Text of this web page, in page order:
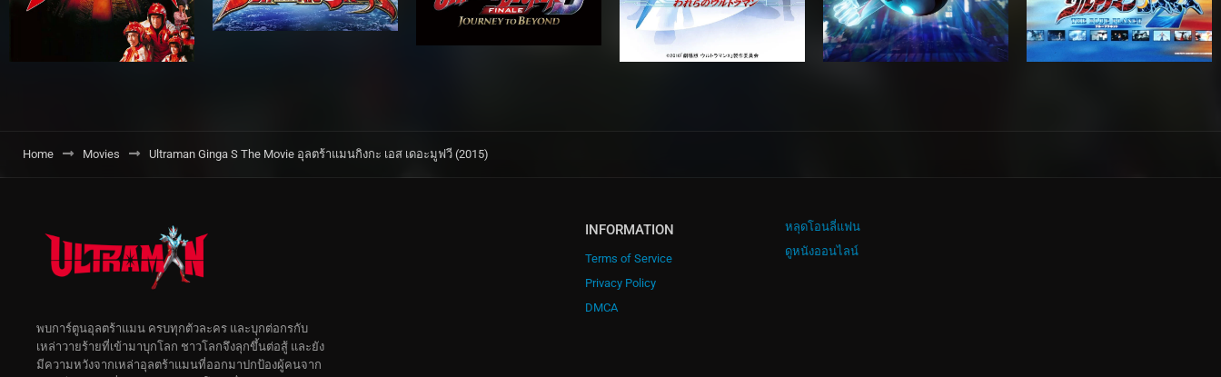
Home Movies Ultraman Ginga S The Movie อุลตร้าแมนกิงกะ เอส เดอะมูฟวี (2015)
INFORMATION
Terms of Service
Privacy Policy
DMCA
หลุดโอนลี่แฟน
ดูหนังออนไลน์
พบการ์ตูนอุลตร้าแมน ครบทุกตัวละคร และบุกต่อกรกับ
เหล่าวายร้ายที่เข้ามาบุกโลก ชาวโลกจึงลุกขึ้นต่อสู้ และยัง
มีความหวังจากเหล่าอุลตร้าแมนที่ออกมาปกป้องผู้คนจาก